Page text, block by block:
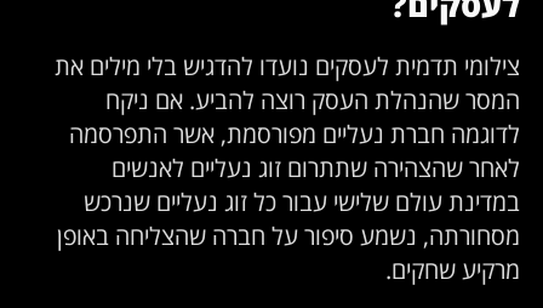
צילומי תדמית לעסקים נועדו להדגיש בלי מילים את
המסר שהנהלת העסק רוצה להביע. אם ניקח
לדוגמה חברת נעליים מפורסמת, אשר התפרסמה
לאחר שהצהירה שתתרום זוג נעליים לאנשים
במדינת עולם שלישי עבור כל זוג נעליים שנרכש
מסחורתה, נשמע סיפור על חברה שהצליחה באופן
מרקיע שחקים.